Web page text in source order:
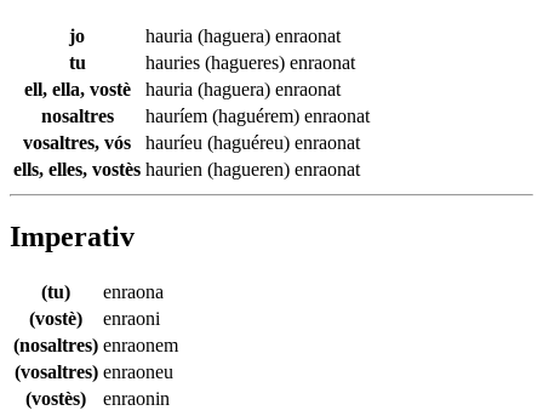
jo hauria (haguera) enraonat
tu
hauries (hagueres) enraonat
ell, ella, vostè
hauria (haguera) enraonat
nosaltres
hauríem (haguérem) enraonat
vosaltres, vós
hauríeu (haguéreu) enraonat
ells, elles, vostès haurien (hagueren) enraonat
Imperativ
(tu)
enraona
(vostè)
enraoni
(nosaltres) enraonem
(vosaltres) enraoneu
(vostès)
enraonin